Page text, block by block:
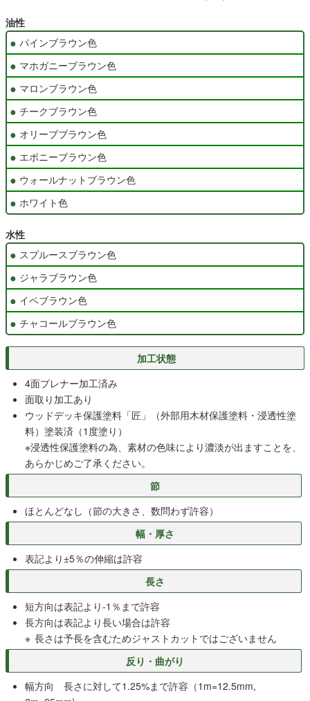
油性
パインブラウン色
マホガニーブラウン色
マロンブラウン色
チークブラウン色
オリーブブラウン色
エボニーブラウン色
ウォールナットブラウン色
ホワイト色
水性
スプルースブラウン色
ジャラブラウン色
イペブラウン色
チャコールブラウン色
加工状態
4面プレナー加工済み
面取り加工あり
ウッドデッキ保護塗料「匠」（外部用木材保護塗料・浸透性塗
料）塗装済（1度塗り）
※浸透性保護塗料の為、素材の色味により濃淡が出ますことを、
あらかじめご了承ください。
節
ほとんどなし（節の大きさ、数問わず許容）
幅・厚さ
表記より±5％の伸縮は許容
長さ
短方向は表記より-1％まで許容
長方向は表記より長い場合は許容
長さは予長を含むためジャストカットではございません
反り・曲がり
幅方向 長さに対して1.25%まで許容（1m=12.5mm,